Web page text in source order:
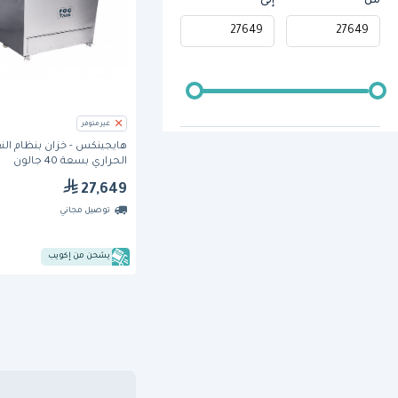
غير متوفر
هايجينكس - خزان بنظام
الحراري بسعة 40 جالون
27,649
توصيل مجاني
يشحن من إكويب